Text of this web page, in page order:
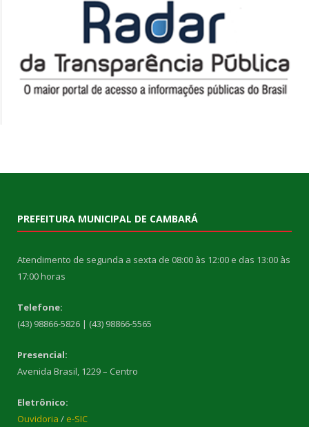
PREFEITURA MUNICIPAL DE CAMBARÁ
Atendimento de segunda a sexta de 08:00 às 12:00 e das 13:00 às
17:00 horas
Telefone:
(43) 98866-5826 | (43) 98866-5565
Presencial:
Avenida Brasil, 1229 – Centro
Eletrônico:
Ouvidoria / e-SIC